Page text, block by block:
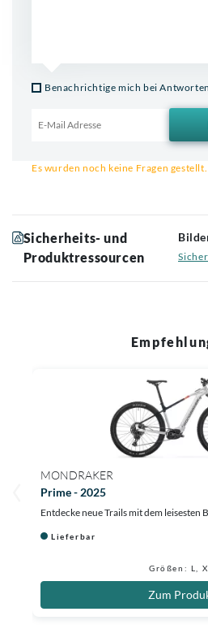
Benachrichtige mich bei Antworten
Es wurden noch keine Fragen gestellt.
Sicherheits- und
Produktressourcen
MONDRAKER
Prime - 2025
Entdecke neue Trails mit dem leisesten
Lieferbar
Größen: L,
Zum